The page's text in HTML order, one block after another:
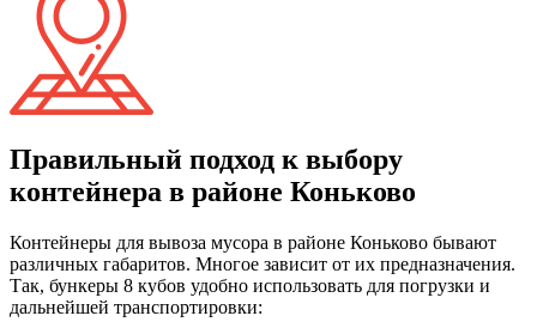
Правильный подход к выбору
контейнера в районе Коньково
Контейнеры для вывоза мусора в районе Коньково бывают
различных габаритов. Многое зависит от их предназначения.
Так, бункеры 8 кубов удобно использовать для погрузки и
дальнейшей транспортировки: